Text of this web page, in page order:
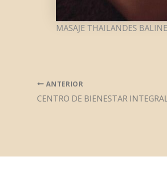
MASAJE THAILANDES
ANTERIOR
CENTRO DE BIENESTAR